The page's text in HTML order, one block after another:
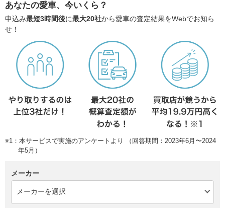
あなたの愛車、今いくら？
申込み最短3時間後に最大20社から愛車の査定結果をWebでお知ら
せ！
※1：本サービスで実施のアンケートより （回答期間：2023年6月〜2024
年5月）
メーカー